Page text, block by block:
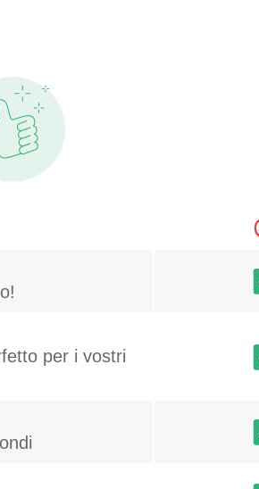
per i vostri